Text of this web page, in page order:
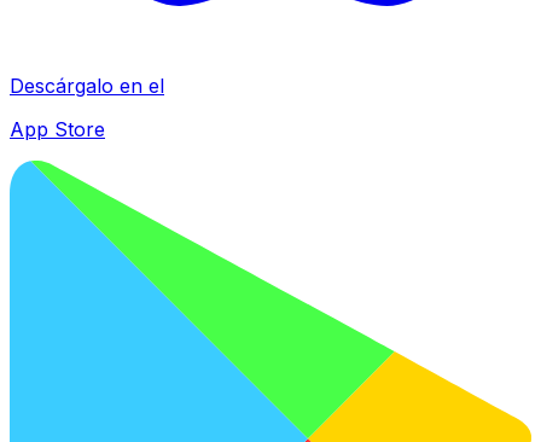
Descárgalo en el
App Store